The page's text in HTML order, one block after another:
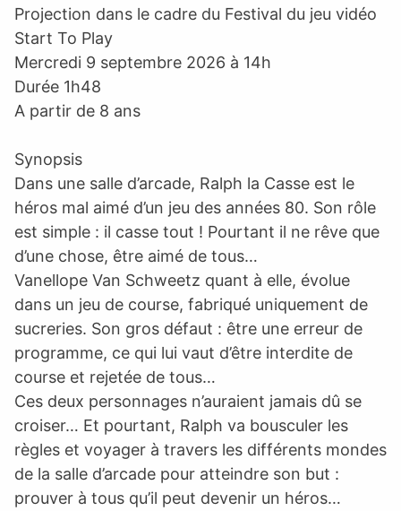
Projection dans le cadre du Festival du jeu vidéo
Start To Play
Mercredi 9 septembre 2026 à 14h
Durée 1h48
A partir de 8 ans
Synopsis
Dans une salle d’arcade, Ralph la Casse est le
héros mal aimé d’un jeu des années 80. Son rôle
est simple : il casse tout ! Pourtant il ne rêve que
d’une chose, être aimé de tous…
Vanellope Van Schweetz quant à elle, évolue
dans un jeu de course, fabriqué uniquement de
sucreries. Son gros défaut : être une erreur de
programme, ce qui lui vaut d’être interdite de
course et rejetée de tous…
Ces deux personnages n’auraient jamais dû se
croiser… Et pourtant, Ralph va bousculer les
règles et voyager à travers les différents mondes
de la salle d’arcade pour atteindre son but :
prouver à tous qu’il peut devenir un héros…